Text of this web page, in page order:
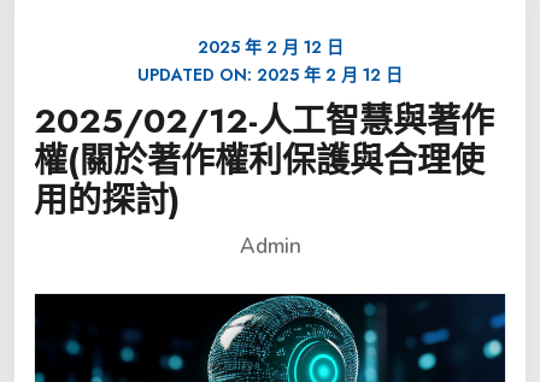
2025 年 2 月 12 日
UPDATED ON: 2025 年 2 月 12 日
2025/02/12-人工智慧與著作
權(關於著作權利保護與合理使
用的探討)
Admin